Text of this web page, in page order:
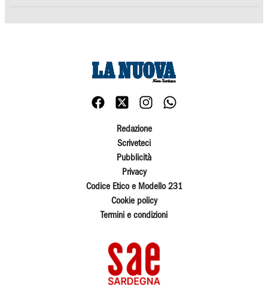
Redazione
Scriveteci
Pubblicità
Privacy
Codice Etico e Modello 231
Cookie policy
Termini e condizioni